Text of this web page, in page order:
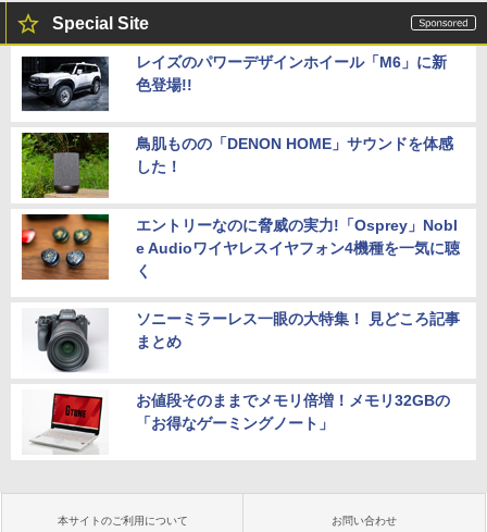
Special Site
レイズのパワーデザインホイール「M6」に新
色登場!!
鳥肌ものの「DENON HOME」サウンドを体感
した！
エントリーなのに脅威の実力!「Osprey」Nobl
e Audioワイヤレスイヤフォン4機種を一気に聴
く
ソニーミラーレス一眼の大特集！ 見どころ記事
まとめ
お値段そのままでメモリ倍増！メモリ32GBの
「お得なゲーミングノート」
本サイトのご利用について お問い合わせ